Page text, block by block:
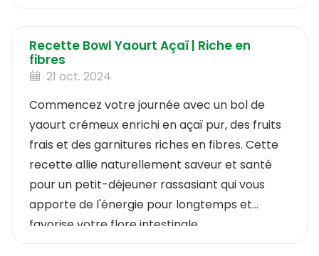
Recette Bowl Yaourt Açaï | Riche en
fibres
21 oct. 2024
Commencez votre journée avec un bol de
yaourt crémeux enrichi en açaï pur, des fruits
frais et des garnitures riches en fibres. Cette
recette allie naturellement saveur et santé
pour un petit-déjeuner rassasiant qui vous
apporte de l'énergie pour longtemps et
favorise votre flore intestinale.